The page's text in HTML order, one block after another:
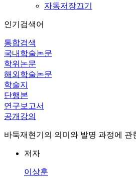
자동저장끄기
인기검색어
통합검색
국내학술논문
학위논문
해외학술논문
학술지
단행본
연구보고서
공개강의
바둑재현기의 의미와 발명 과정에 관
저자
이상훈